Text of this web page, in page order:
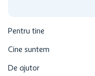
Pentru tine
Cine suntem
De ajutor